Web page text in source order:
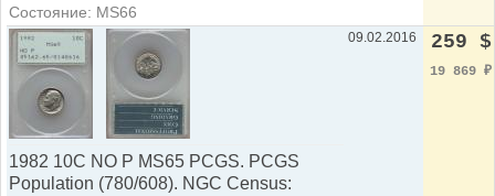
Состояние: MS66
1982 10C NO P MS65 PCGS. PCGS
Population (780/608). NGC Census:
09.02.2016 259 $
19 869 ₽